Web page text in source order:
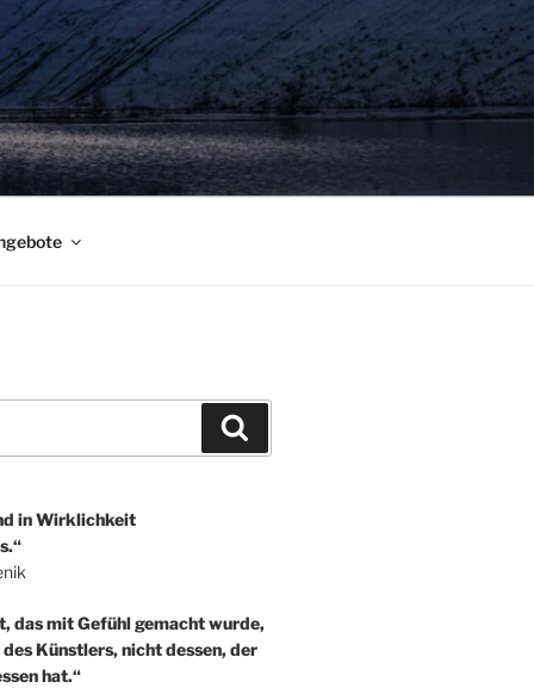
in Wirklichkeit
das mit Gefühl gemacht wurde,
Künstlers, nicht dessen, der
hat.“